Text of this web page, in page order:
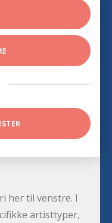
her til venstre. I
artisttyper,